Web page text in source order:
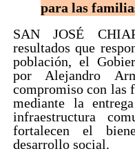
para las
SAN JOSÉ
resultados que
población, el
por Alejandro
compromiso con las
mediante la
infraestructura
fortalecen el
desarrollo social.